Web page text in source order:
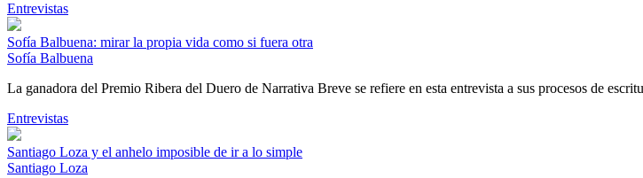
Entrevistas
Sofía Balbuena: mirar la propia vida como si fuera otra
Sofía Balbuena
La ganadora del Premio Ribera del Duero de Narrativa Breve se refiere en esta entrevista a sus procesos de
Entrevistas
Santiago Loza y el anhelo imposible de ir a lo simple
Santiago Loza